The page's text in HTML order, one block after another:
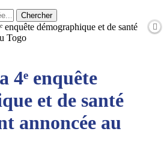
Chercher
démographique et de santé
Togo
4ᵉ enquête
et de santé
annoncée au